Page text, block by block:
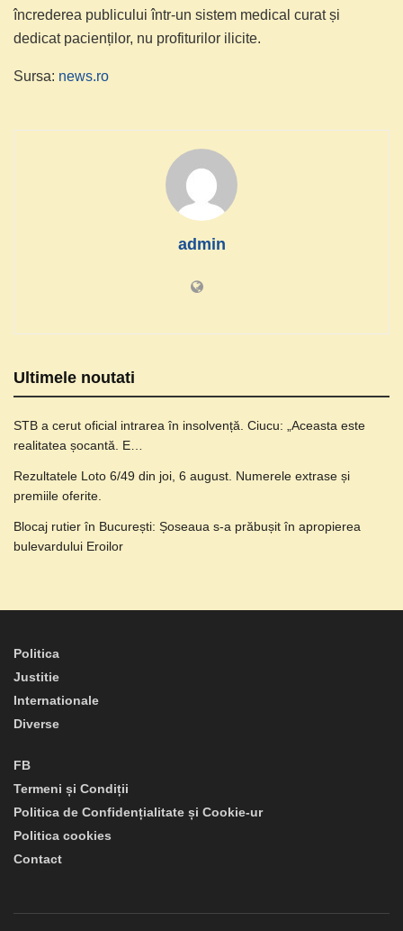
încrederea publicului într-un sistem medical curat și
dedicat pacienților, nu profiturilor ilicite.
Sursa: news.ro
admin
Ultimele noutati
STB a cerut oficial intrarea în insolvență. Ciucu: „Aceasta este
realitatea șocantă. E…
Rezultatele Loto 6/49 din joi, 6 august. Numerele extrase și
premiile oferite.
Blocaj rutier în București: Șoseaua s-a prăbușit în apropierea
bulevardului Eroilor
Politica
Justitie
Internationale
Diverse
FB
Termeni și Condiții
Politica de Confidențialitate și Cookie-ur
Politica cookies
Contact